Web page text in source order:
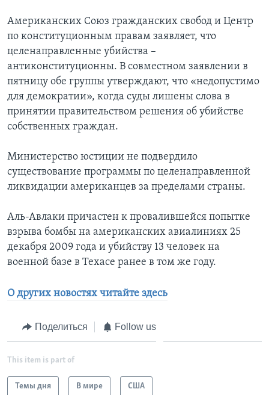
Американских Союз гражданских свобод и Центр
по конституционным правам заявляет, что
целенаправленные убийства –
антиконституционны. В совместном заявлении в
пятницу обе группы утверждают, что «недопустимо
для демократии», когда суды лишены слова в
принятии правительством решения об убийстве
собственных граждан.
Министерство юстиции не подвердило
существование программы по целенаправленной
ликвидации американцев за пределами страны.
Аль-Авлаки причастен к провалившейся попытке
взрыва бомбы на американских авиалиниях 25
декабря 2009 года и убийству 13 человек на
военной базе в Техасе ранее в том же году.
О других новостях читайте здесь
Поделиться Follow us
This item is part of
Темы дня В мире США